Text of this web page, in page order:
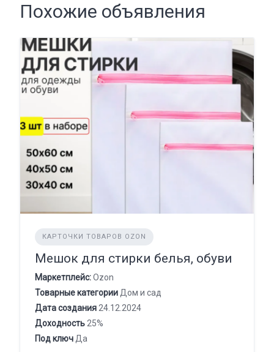
Похожие объявления
КАРТОЧКИ ТОВАРОВ OZON
Мешок для стирки белья, обуви
Маркетплейс:Ozon
Товарные категории Дом и сад
Дата создания 24.12.2024
Доходность 25%
Под ключ Да